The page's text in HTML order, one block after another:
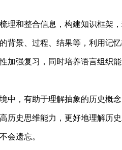
理和整合信息，构建知识框架
背景、过程、结果等，利用记
加强复习，同时培养语言组织
中，有助于理解抽象的历史概念
历史思维能力，更好地理解历史
会遗忘。